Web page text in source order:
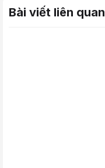
Bài viết liên quan